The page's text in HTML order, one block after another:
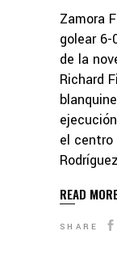
Zamora
golear 6-
de la
Richard
el centro
READ
SHARE